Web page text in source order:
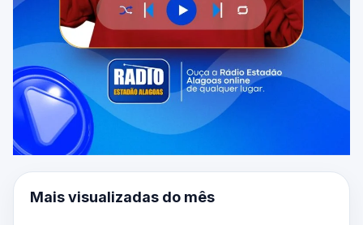
Mais visualizadas do mês